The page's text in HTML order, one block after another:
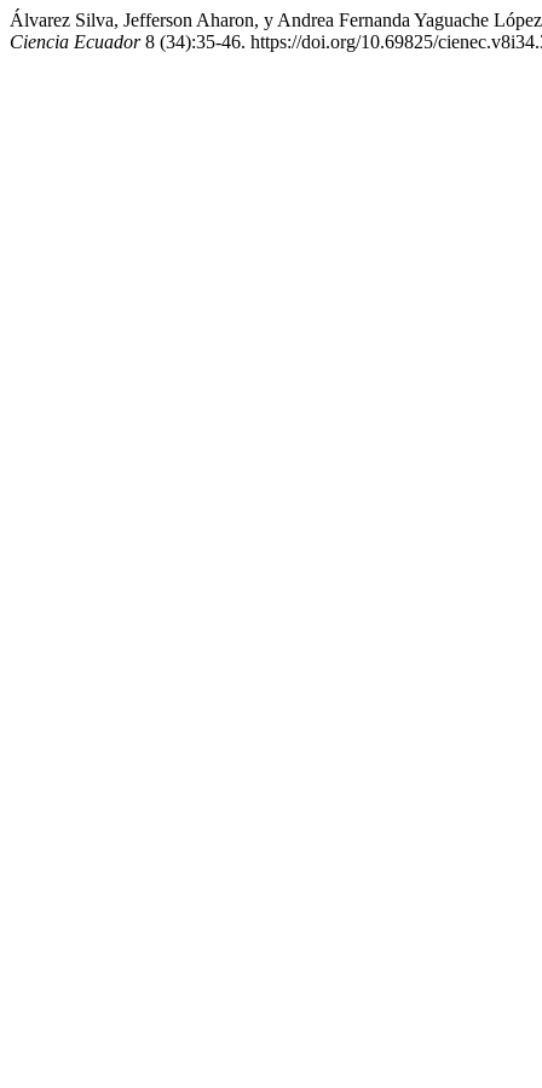
Álvarez Silva, Jefferson Aharon, y Andrea Fernanda Yaguache
Ciencia Ecuador8 (34):35-46. https://doi.org/10.69825/